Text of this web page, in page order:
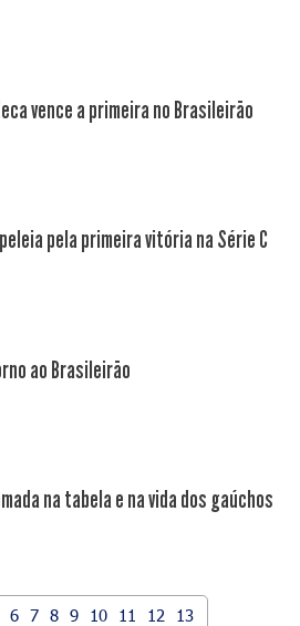
vence a primeira no Brasileirão
pela primeira vitória na Série C
ao Brasileirão
na tabela e na vida dos gaúchos
6 7 8 9 10 11 12
13